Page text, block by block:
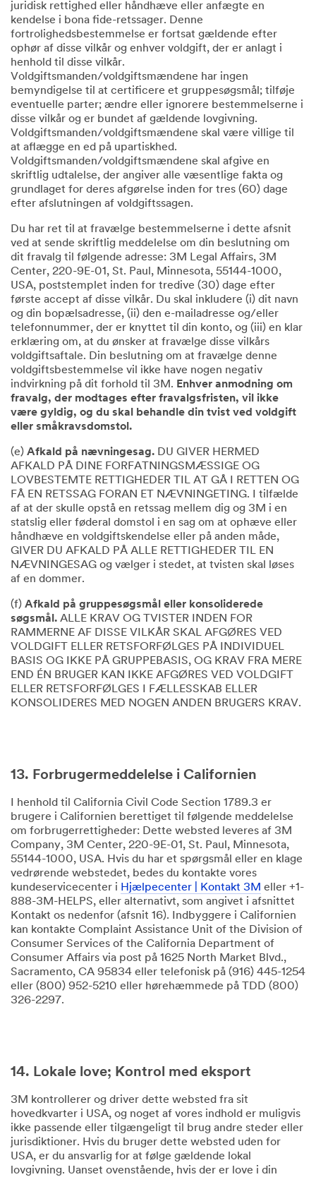
juridisk rettighed eller håndhæve eller anfægte en
kendelse i bona fide-retssager. Denne
fortrolighedsbestemmelse er fortsat gældende efter
ophør af disse vilkår og enhver voldgift, der er anlagt i
henhold til disse vilkår.
Voldgiftsmanden/voldgiftsmændene har ingen
bemyndigelse til at certificere et gruppesøgsmål; tilføje
eventuelle parter; ændre eller ignorere bestemmelserne i
disse vilkår og er bundet af gældende lovgivning.
Voldgiftsmanden/voldgiftsmændene skal være villige til
at aflægge en ed på upartiskhed.
Voldgiftsmanden/voldgiftsmændene skal afgive en
skriftlig udtalelse, der angiver alle væsentlige fakta og
grundlaget for deres afgørelse inden for tres (60) dage
efter afslutningen af voldgiftssagen.
Du har ret til at fravælge bestemmelserne i dette afsnit
ved at sende skriftlig meddelelse om din beslutning om
dit fravalg til følgende adresse: 3M Legal Affairs, 3M
Center, 220-9E-01, St. Paul, Minnesota, 55144-1000,
USA, poststemplet inden for tredive (30) dage efter
første accept af disse vilkår. Du skal inkludere (i) dit navn
og din bopælsadresse, (ii) den e-mailadresse og/eller
telefonnummer, der er knyttet til din konto, og (iii) en klar
erklæring om, at du ønsker at fravælge disse vilkårs
voldgiftsaftale. Din beslutning om at fravælge denne
voldgiftsbestemmelse vil ikke have nogen negativ
indvirkning på dit forhold til 3M. Enhver anmodning om
fravalg, der modtages efter fravalgsfristen, vil ikke
være gyldig, og du skal behandle din tvist ved voldgift
eller småkravsdomstol.
(e) Afkald på nævningesag. DU GIVER HERMED
AFKALD PÅ DINE FORFATNINGSMÆSSIGE OG
LOVBESTEMTE RETTIGHEDER TIL AT GÅ I RETTEN OG
FÅ EN RETSSAG FORAN ET NÆVNINGETING. I tilfælde
af at der skulle opstå en retssag mellem dig og 3M i en
statslig eller føderal domstol i en sag om at ophæve eller
håndhæve en voldgiftskendelse eller på anden måde,
GIVER DU AFKALD PÅ ALLE RETTIGHEDER TIL EN
NÆVNINGESAG og vælger i stedet, at tvisten skal løses
af en dommer.
(f) Afkald på gruppesøgsmål eller konsoliderede
søgsmål. ALLE KRAV OG TVISTER INDEN FOR
RAMMERNE AF DISSE VILKÅR SKAL AFGØRES VED
VOLDGIFT ELLER RETSFORFØLGES PÅ INDIVIDUEL
BASIS OG IKKE PÅ GRUPPEBASIS, OG KRAV FRA MERE
END ÉN BRUGER KAN IKKE AFGØRES VED VOLDGIFT
ELLER RETSFORFØLGES I FÆLLESSKAB ELLER
KONSOLIDERES MED NOGEN ANDEN BRUGERS KRAV.
13. Forbrugermeddelelse i Californien
I henhold til California Civil Code Section 1789.3 er
brugere i Californien berettiget til følgende meddelelse
om forbrugerrettigheder: Dette websted leveres af 3M
Company, 3M Center, 220-9E-01, St. Paul, Minnesota,
55144-1000, USA. Hvis du har et spørgsmål eller en klage
vedrørende webstedet, bedes du kontakte vores
kundeservicecenter i Hjælpecenter | Kontakt 3M eller +1-
888-3M-HELPS, eller alternativt, som angivet i afsnittet
Kontakt os nedenfor (afsnit 16). Indbyggere i Californien
kan kontakte Complaint Assistance Unit of the Division of
Consumer Services of the California Department of
Consumer Affairs via post på 1625 North Market Blvd.,
Sacramento, CA 95834 eller telefonisk på (916) 445-1254
eller (800) 952-5210 eller hørehæmmede på TDD (800)
326-2297.
14. Lokale love; Kontrol med eksport
3M kontrollerer og driver dette websted fra sit
hovedkvarter i USA, og noget af vores indhold er muligvis
ikke passende eller tilgængeligt til brug andre steder eller
jurisdiktioner. Hvis du bruger dette websted uden for
USA, er du ansvarlig for at følge gældende lokal
lovgivning. Uanset ovenstående, hvis der er love i din